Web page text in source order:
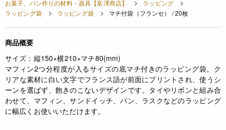
お菓子、パン作りの材料・器具【富澤商店】
ラッピング
ラッピング袋
ラッピング袋 マチ付袋（フランセ） / 20枚
商品概要
サイズ：縦150×横210×マチ80(mm)
マフィン2つ分程度が入るサイズの底マチ付きのラッピング袋。ク
リアな素材に白い文字でフランス語が前面にプリントされ、使うシ
ーンを選ばず、飽きのこないデザインです。タイやリボンと組み合
わせて、マフィン、サンドイッチ、パン、ラスクなどのラッピング
に幅広くお使いいただけます。